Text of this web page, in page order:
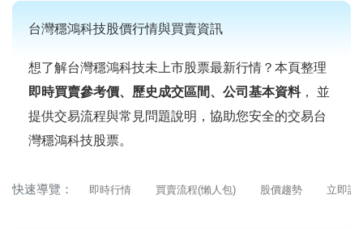
台灣穩鴻科技股價行情與買賣資訊
想了解台灣穩鴻科技未上市股票最新行情？本頁整理
即時買賣參考價、歷史成交區間、公司基本資料， 並
提供交易流程與常見問題說明，協助您安全的交易台
灣穩鴻科技股票。
快速導覽： 即時行情 買賣流程(懶人包) 股價趨勢 立即詢